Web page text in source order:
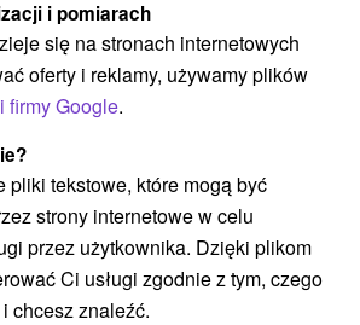
Royal Palace★★★
Teplice
Turčianske Teplice
Wybierz datę
recenzji
i pomiarach
się na stronach internetowych
oferty i reklamy, używamy plików
firmy Google.
pliki tekstowe, które mogą być
strony internetowe w celu
przez użytkownika. Dzięki plikom
Ci usługi zgodnie z tym, czego
chcesz znaleźć.